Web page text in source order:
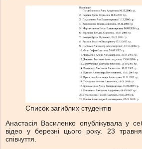
Список загиблих студентів
Анастасія Василенко опублікувала у
відео у березні цього року. 23
співчуття.